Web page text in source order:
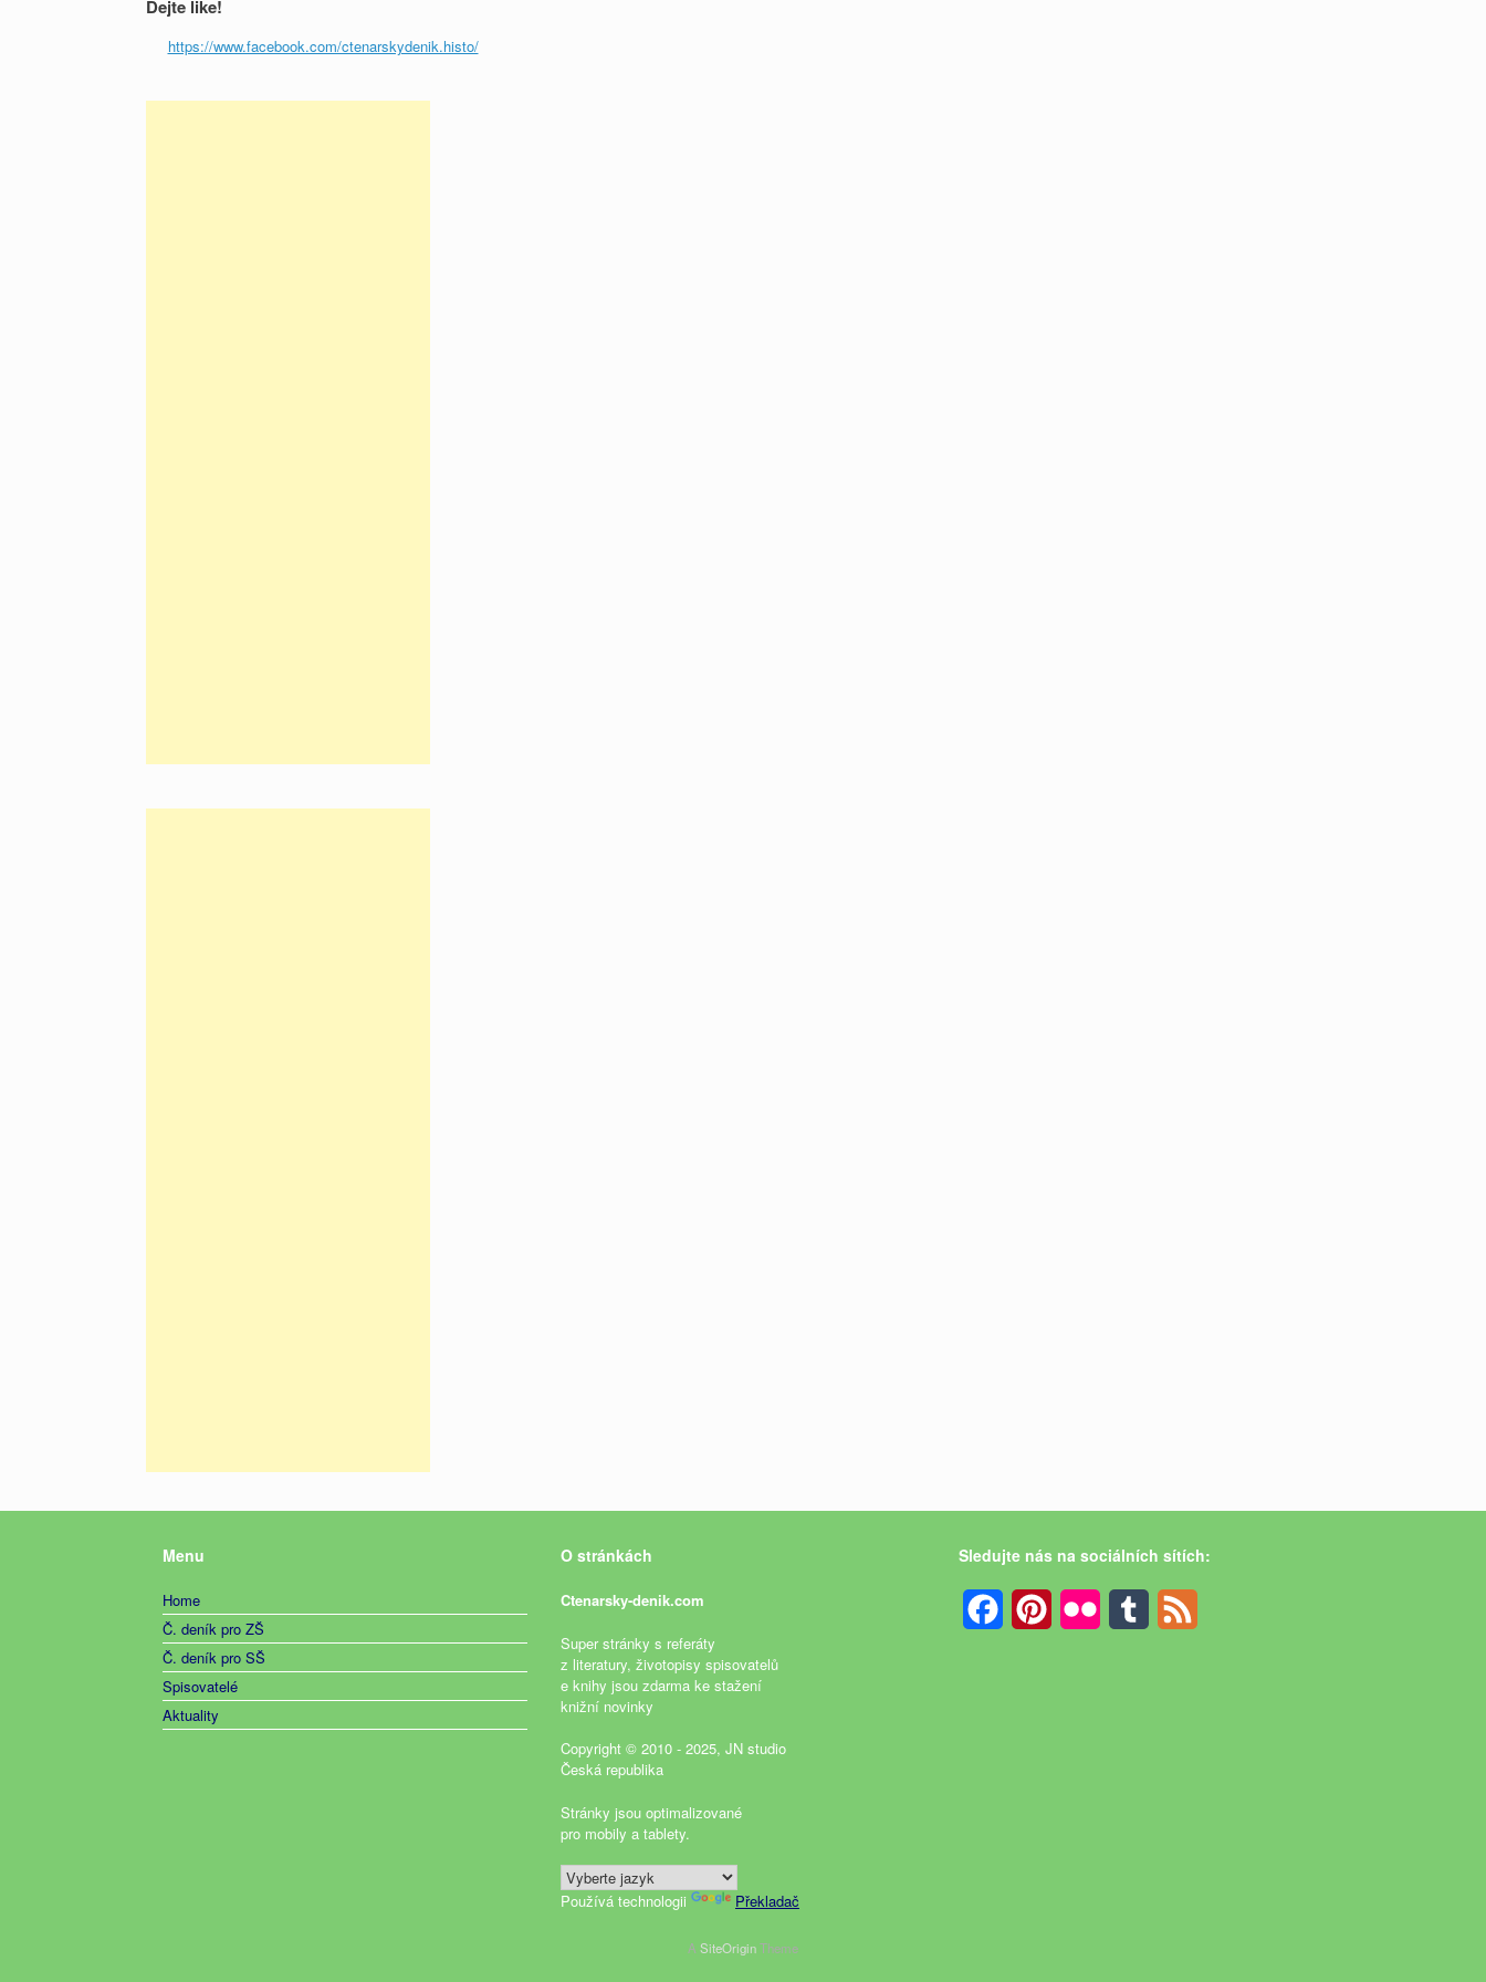
Dejte like!
https://www.facebook.com/ctenarskydenik.histo/
Menu
Home
Č. deník pro ZŠ
Č. deník pro SŠ
Spisovatelé
Aktuality
O stránkách
Ctenarsky-denik.com
Super stránky s referáty
z literatury, životopisy spisovatelů
e knihy jsou zdarma ke stažení
knižní novinky
Copyright © 2010 - 2025, JN studio
Česká republika
Stránky jsou optimalizované
pro mobily a tablety.
Používá technologii Překladač
Sledujte nás na sociálních sítích:
FacebookPinterestFlickr Tumblr
A SiteOriginTheme